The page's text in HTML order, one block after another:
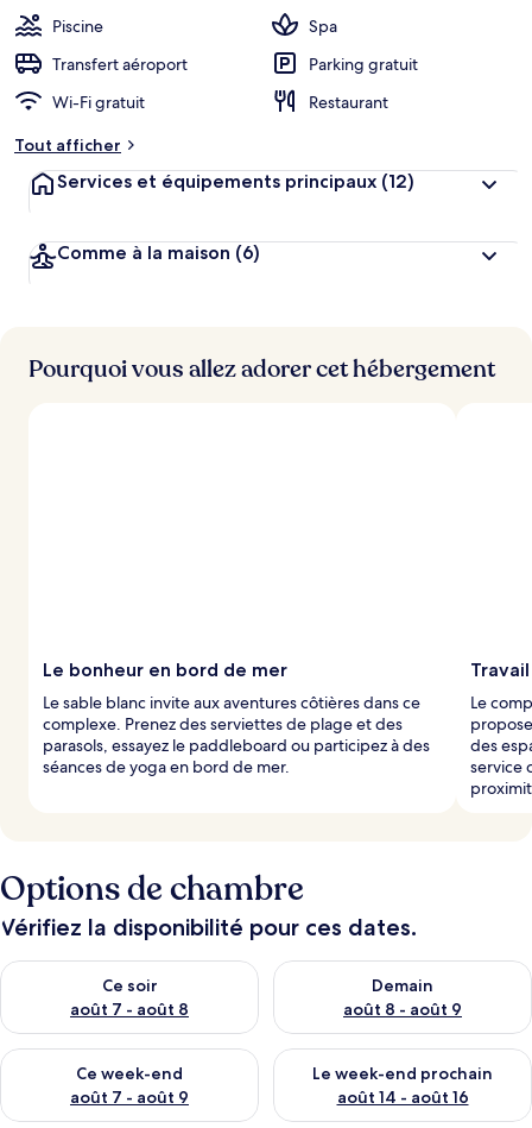
Piscine
Spa
Transfert aéroport
Parking gratuit
Wi-Fi gratuit
Restaurant
Tout afficher
Services et équipements principaux (12)
Comme à la maison (6)
Pourquoi vous allez adorer cet hébergement
Le bonheur en bord de mer
Le sable blanc invite aux aventures côtières dans ce
complexe. Prenez des serviettes de plage et des
parasols, essayez le paddleboard ou participez à des
séances de yoga en bord de mer.
Le
des
service
Options de chambre
Vérifiez la disponibilité pour ces dates.
Ce soir
août 7 - août 8
Vérifier la disponibilité pour ce soir août 7 - août 8
Demain
août 8 - août 9
Vérifier la disponibilité pour
Ce week-end
août 7 - août 9
Vérifier la disponibilité pour ce week-end août 7 - août 9
Le week-end prochain
août 14 - août 16
Vérifier la disponibilité pour